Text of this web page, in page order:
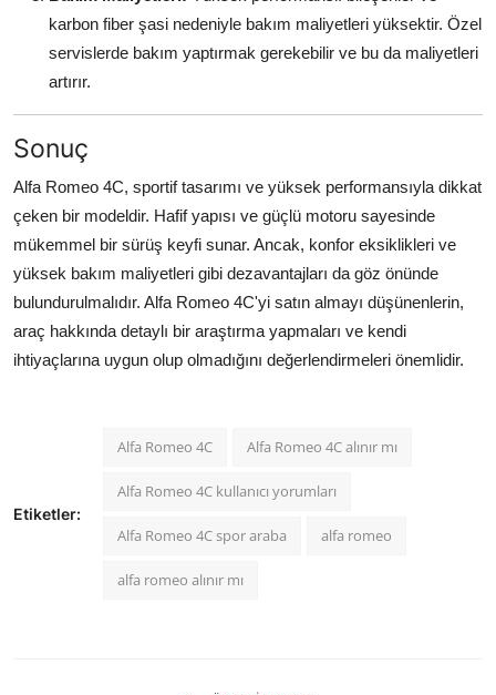
karbon fiber şasi nedeniyle bakım maliyetleri yüksektir. Özel
servislerde bakım yaptırmak gerekebilir ve bu da maliyetleri
artırır.
Sonuç
Alfa Romeo 4C, sportif tasarımı ve yüksek performansıyla dikkat
çeken bir modeldir. Hafif yapısı ve güçlü motoru sayesinde
mükemmel bir sürüş keyfi sunar. Ancak, konfor eksiklikleri ve
yüksek bakım maliyetleri gibi dezavantajları da göz önünde
bulundurulmalıdır. Alfa Romeo 4C'yi satın almayı düşünenlerin,
araç hakkında detaylı bir araştırma yapmaları ve kendi
ihtiyaçlarına uygun olup olmadığını değerlendirmeleri önemlidir.
Etiketler:
Alfa Romeo 4C Alfa Romeo 4C alınır mı
Alfa Romeo 4C kullanıcı yorumları
Alfa Romeo 4C spor araba alfa romeo
alfa romeo alınır mı